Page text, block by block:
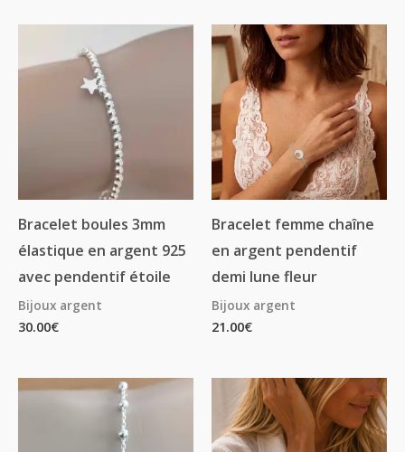
Bracelet boules 3mm
élastique en argent 925
avec pendentif étoile
Bijoux argent
30.00€
Bracelet femme chaîne
en argent pendentif
demi lune fleur
Bijoux argent
21.00€